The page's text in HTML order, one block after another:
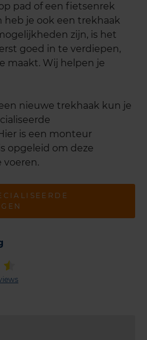
pad of een fietsenrek
heb je ook een trekhaak
zijn, is het
goed in te verdiepen,
maakt. Wij helpen je
nieuwe trekhaak kun je
is een monteur
opgeleid om deze